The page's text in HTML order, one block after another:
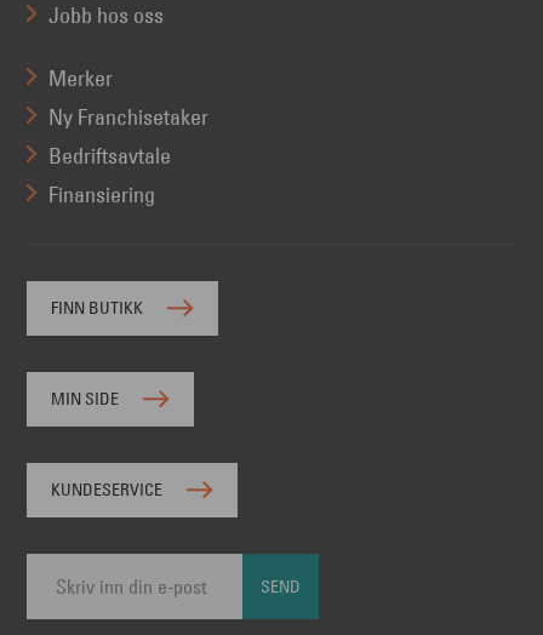
Jobb hos oss
Merker
Ny Franchisetaker
Bedriftsavtale
Finansiering
FINN BUTIKK
MIN SIDE
KUNDESERVICE
SEND